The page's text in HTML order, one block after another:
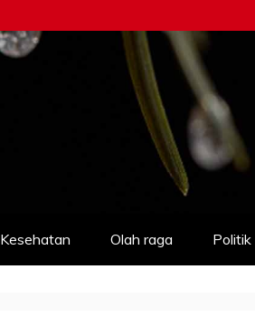
Kesehatan Olah raga Politik